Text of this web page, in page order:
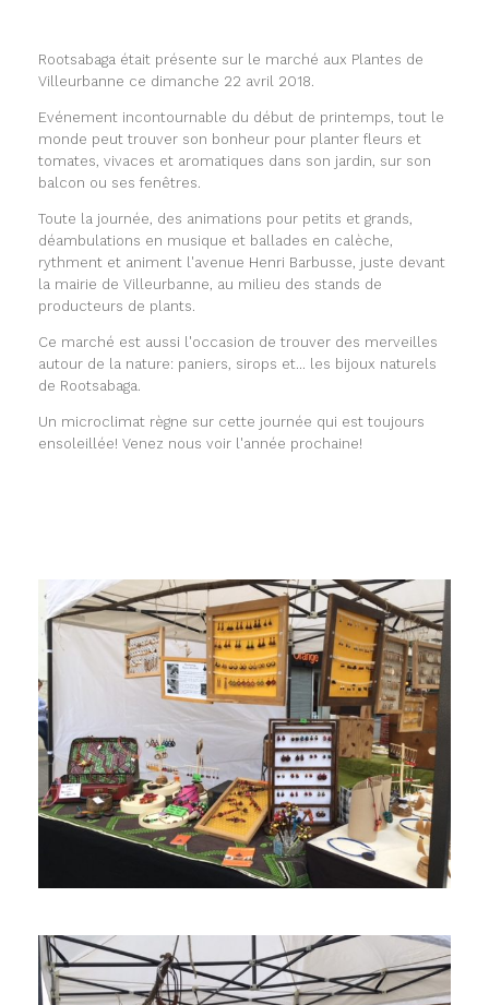
Rootsabaga était présente sur le marché aux Plantes de
Villeurbanne ce dimanche 22 avril 2018.
Evénement incontournable du début de printemps, tout le
monde peut trouver son bonheur pour planter fleurs et
tomates, vivaces et aromatiques dans son jardin, sur son
balcon ou ses fenêtres.
Toute la journée, des animations pour petits et grands,
déambulations en musique et ballades en calèche,
rythment et animent l'avenue Henri Barbusse, juste devant
la mairie de Villeurbanne, au milieu des stands de
producteurs de plants.
Ce marché est aussi l'occasion de trouver des merveilles
autour de la nature: paniers, sirops et... les bijoux naturels
de Rootsabaga.
Un microclimat règne sur cette journée qui est toujours
ensoleillée! Venez nous voir l'année prochaine!